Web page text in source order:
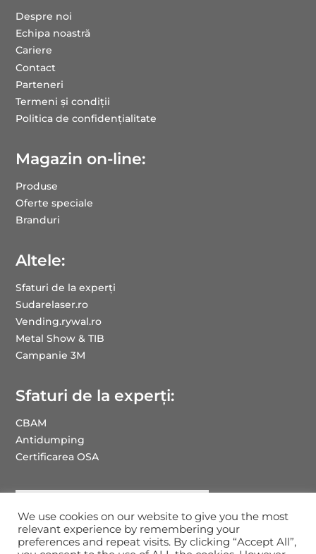
Despre noi
Echipa noastră
Cariere
Contact
Parteneri
Termeni și condiții
Politica de confidențialitate
Magazin on-line:
Produse
Oferte speciale
Branduri
Altele:
Sfaturi de la experți
Sudarelaser.ro
Vending.rywal.ro
Metal Show & TIB
Campanie 3M
Sfaturi de la experți:
CBAM
Antidumping
Certificarea OSA
We use cookies on our website to give you the most
relevant experience by remembering your
preferences and repeat visits. By clicking “Accept All”,